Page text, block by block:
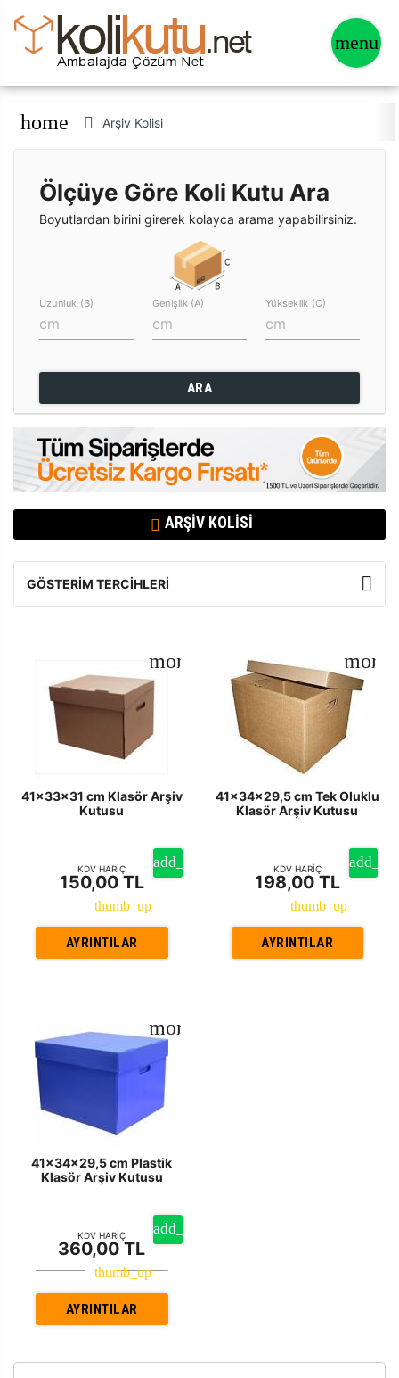
home Arşiv Kolisi
Ölçüye Göre Koli Kutu Ara
Boyutlardan birini girerek kolayca arama yapabilirsiniz.
Uzunluk (B) Genişlik (A) Yükseklik (C)
ARA
ARŞIV KOLISI
GÖSTERIM TERCIHLERI
41x33x31 cm Klasör Arşiv
Kutusu
KDV HARİÇ
150,00 TL
AYRINTILAR
41x34x29,5 cm Tek Oluklu
Klasör Arşiv Kutusu
KDV HARİÇ
198,00 TL
AYRINTILAR
41x34x29,5 cm Plastik
Klasör Arşiv Kutusu
KDV HARİÇ
360,00 TL
AYRINTILAR